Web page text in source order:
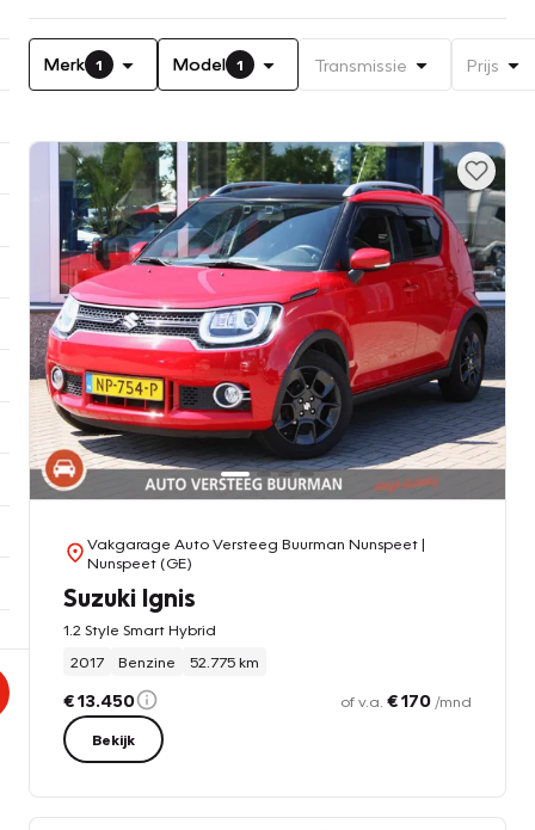
Merk 1 Model 1 Transmissie Prijs
Vakgarage Auto Versteeg Buurman Nunspeet|
Nunspeet (GE)
Suzuki Ignis
1.2 Style Smart Hybrid
2017
Benzine 52.775 km
€ 13.450 of v.a. € 170 /mnd
Bekijk